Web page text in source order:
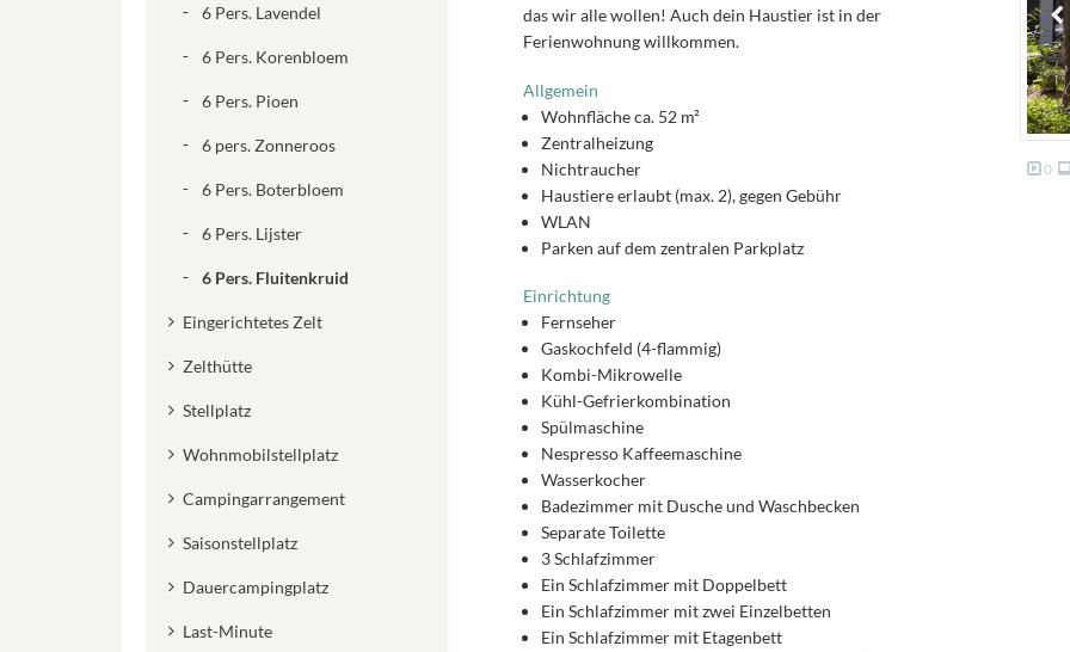
0
das wir alle wollen! Auch dein Haustier ist in der
Ferienwohnung willkommen.
Allgemein
Wohnfläche ca. 52 m²
Zentralheizung
Nichtraucher
Haustiere erlaubt (max. 2), gegen Gebühr
WLAN
Parken auf dem zentralen Parkplatz
Einrichtung
Fernseher
Gaskochfeld (4-flammig)
Kombi-Mikrowelle
Kühl-Gefrierkombination
Spülmaschine
Nespresso Kaffeemaschine
Wasserkocher
Badezimmer mit Dusche und Waschbecken
Separate Toilette
3 Schlafzimmer
Ein Schlafzimmer mit Doppelbett
Ein Schlafzimmer mit zwei Einzelbetten
Ein Schlafzimmer mit Etagenbett
6 Pers. Lavendel
6 Pers. Korenbloem
6 Pers. Pioen
6 pers. Zonneroos
6 Pers. Boterbloem
6 Pers. Lijster
6 Pers. Fluitenkruid
Eingerichtetes Zelt
Zelthütte
Stellplatz
Wohnmobilstellplatz
Campingarrangement
Saisonstellplatz
Dauercampingplatz
Last-Minute